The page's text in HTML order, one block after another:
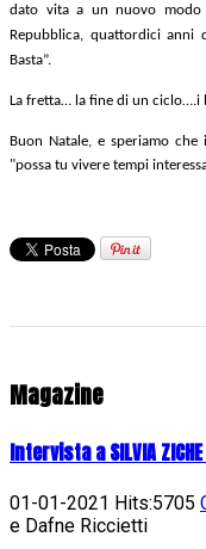
dato vita a un nuovo modo
Repubblica, quattordici anni
Basta”.
La fretta… la fine di un ciclo….i
Buon Natale, e speriamo
"possa tu vivere tempi
Magazine
Intervista a SILVIA
01-01-2021 Hits:5705
e Dafne Riccietti